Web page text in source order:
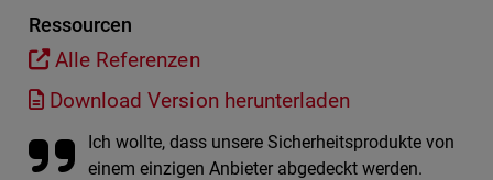
Ressourcen
Alle Referenzen
Download Version herunterladen
Ich wollte, dass unsere Sicherheitsprodukte von
einem einzigen Anbieter abgedeckt werden.